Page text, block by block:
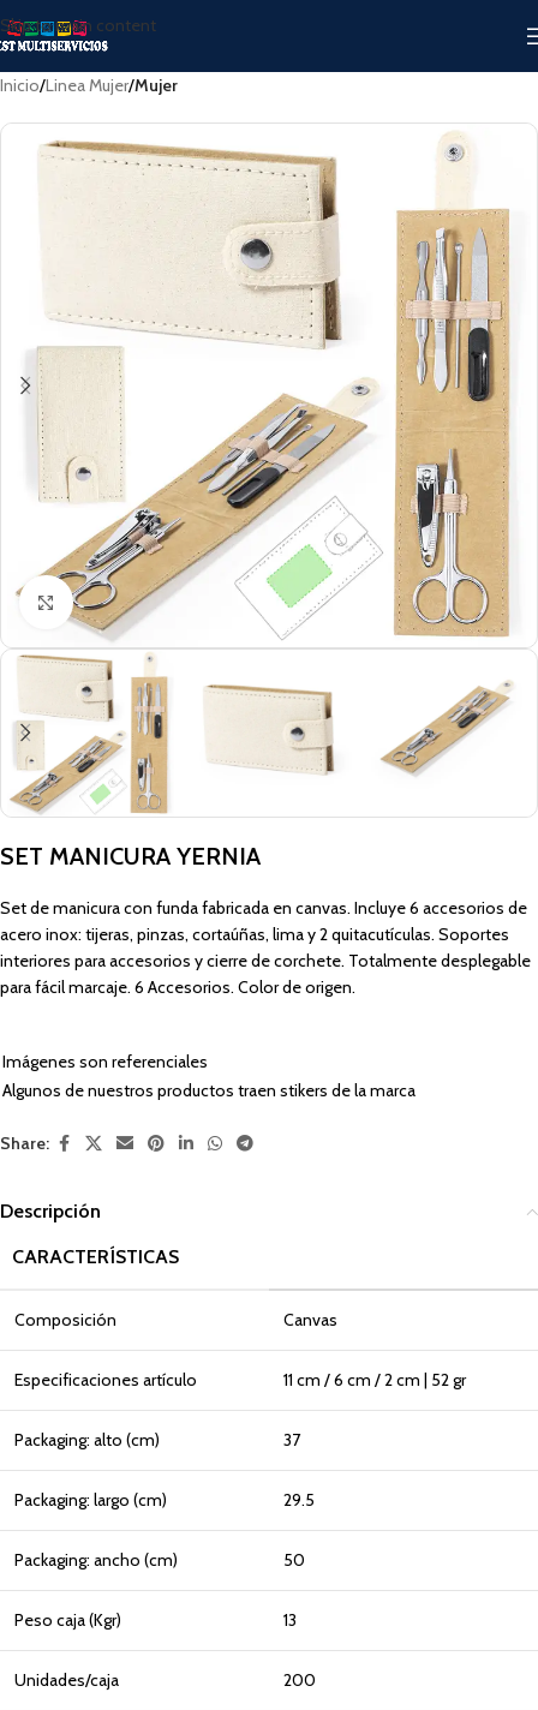
Skip to main content
Inicio Linea Mujer Mujer
Click to enlarge
SET MANICURA YERNIA
Set de manicura con funda fabricada en canvas. Incluye 6 accesorios de
acero inox: tijeras, pinzas, cortaúñas, lima y 2 quitacutículas. Soportes
interiores para accesorios y cierre de corchete. Totalmente desplegable
para fácil marcaje. 6 Accesorios. Color de origen.
Imágenes son referenciales
Algunos de nuestros productos traen stikers de la marca
Share:
Descripción
CARACTERÍSTICAS
Composición Canvas
Especificaciones artículo 11 cm / 6 cm / 2 cm | 52 gr
Packaging: alto (cm) 37
Packaging: largo (cm) 29.5
Packaging: ancho (cm) 50
Peso caja (Kgr) 13
Unidades/caja 200